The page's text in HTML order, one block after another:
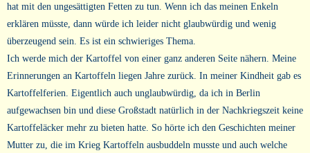
hat mit den ungesättigten Fetten zu tun. Wenn ich das meinen Enkeln
erklären müsste, dann würde ich leider nicht glaubwürdig und wenig
überzeugend sein. Es ist ein schwieriges Thema.
Ich werde mich der Kartoffel von einer ganz anderen Seite nähern. Meine
Erinnerungen an Kartoffeln liegen Jahre zurück. In meiner Kindheit gab es
Kartoffelferien. Eigentlich auch unglaubwürdig, da ich in Berlin
aufgewachsen bin und diese Großstadt natürlich in der Nachkriegszeit keine
Kartoffeläcker mehr zu bieten hatte. So hörte ich den Geschichten meiner
Mutter zu, die im Krieg Kartoffeln ausbuddeln musste und auch welche